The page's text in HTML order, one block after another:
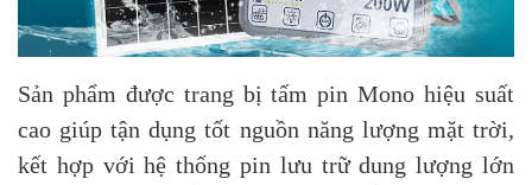
Sản phẩm được trang bị tấm pin Mono hiệu suất
cao giúp tận dụng tốt nguồn năng lượng mặt trời,
kết hợp với hệ thống pin lưu trữ dung lượng lớn